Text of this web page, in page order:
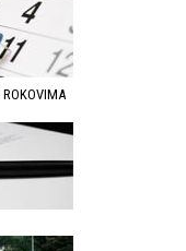
ROKOVIMA